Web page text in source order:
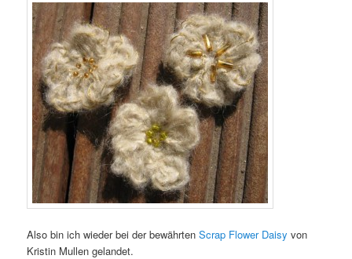
Also bin ich wieder bei der bewährtenScrap Flower Daisy von
Kristin Mullen gelandet.